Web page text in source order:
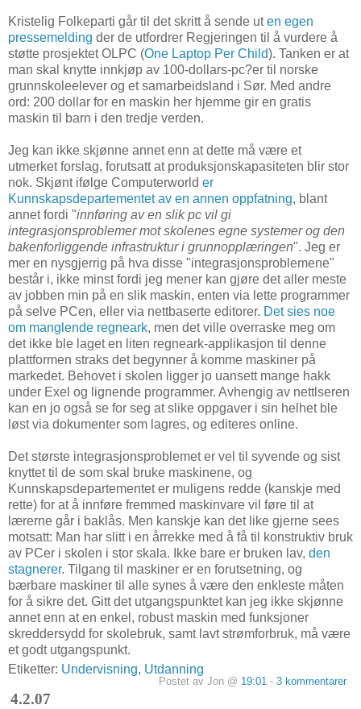
Kristelig Folkeparti går til det skritt å sende uten egen
pressemelding der de utfordrer Regjeringen til å vurdere å
støtte prosjektet OLPC (One Laptop Per Child). Tanken er at
man skal knytte innkjøp av 100-dollars-pc?er til norske
grunnskoleelever og et samarbeidsland i Sør. Med andre
ord: 200 dollar for en maskin her hjemme gir en gratis
maskin til barn i den tredje verden.
Jeg kan ikke skjønne annet enn at dette må være et
utmerket forslag, forutsatt at produksjonskapasiteten blir stor
nok. Skjønt ifølge Computerworld er
Kunnskapsdepartementet av en annen oppfatning, blant
annet fordi "innføring av en slik pc vil gi
integrasjonsproblemer mot skolenes egne systemer og den
bakenforliggende infrastruktur i grunnopplæringen". Jeg er
mer en nysgjerrig på hva disse "integrasjonsproblemene"
består i, ikke minst fordi jeg mener kan gjøre det aller meste
av jobben min på en slik maskin, enten via lette programmer
på selve PCen, eller via nettbaserte editorer. Det sies noe
om manglende regneark, men det ville overraske meg om
det ikke ble laget en liten regneark-applikasjon til denne
plattformen straks det begynner å komme maskiner på
markedet. Behovet i skolen ligger jo uansett mange hakk
under Exel og lignende programmer. Avhengig av nettlseren
kan en jo også se for seg at slike oppgaver i sin helhet ble
løst via dokumenter som lagres, og editeres online.
Det største integrasjonsproblemet er vel til syvende og sist
knyttet til de som skal bruke maskinene, og
Kunnskapsdepartementet er muligens redde (kanskje med
rette) for at å innføre fremmed maskinvare vil føre til at
lærerne går i baklås. Men kanskje kan det like gjerne sees
motsatt: Man har slitt i en årrekke med å få til konstruktiv bruk
av PCer i skolen i stor skala. Ikke bare er bruken lav, den
stagnerer. Tilgang til maskiner er en forutsetning, og
bærbare maskiner til alle synes å være den enkleste måten
for å sikre det. Gitt det utgangspunktet kan jeg ikke skjønne
annet enn at en enkel, robust maskin med funksjoner
skreddersydd for skolebruk, samt lavt strømforbruk, må være
et godt utgangspunkt.
Etiketter: Undervisning, Utdanning
Postet av Jon @ 19:01 - 3 kommentarer
4.2.07